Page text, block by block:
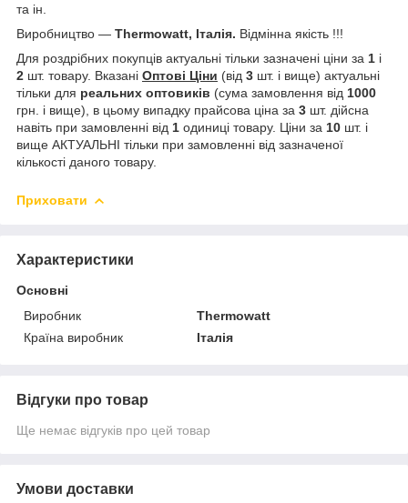
та ін.
Виробництво ― Thermowatt, Італія. Відмінна якість !!!
Для роздрібних покупців актуальні тільки зазначені ціни за 1 і
2 шт. товару. Вказані Оптові Ціни (від 3 шт. і вище) актуальні
тільки для реальних оптовиків (сума замовлення від 1000
грн. і вище), в цьому випадку прайсова ціна за 3 шт. дійсна
навіть при замовленні від 1 одиниці товару. Ціни за 10 шт. і
вище АКТУАЛЬНІ тільки при замовленні від зазначеної
кількості даного товару.
Приховати
Характеристики
Основні
Виробник
Thermowatt
Країна виробник
Італія
Відгуки про товар
Ще немає відгуків про цей товар
Умови доставки